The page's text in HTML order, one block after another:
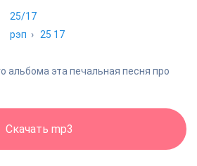
25/17
рэп › 25 17
альбома эта печальная песня про
Скачать mp3